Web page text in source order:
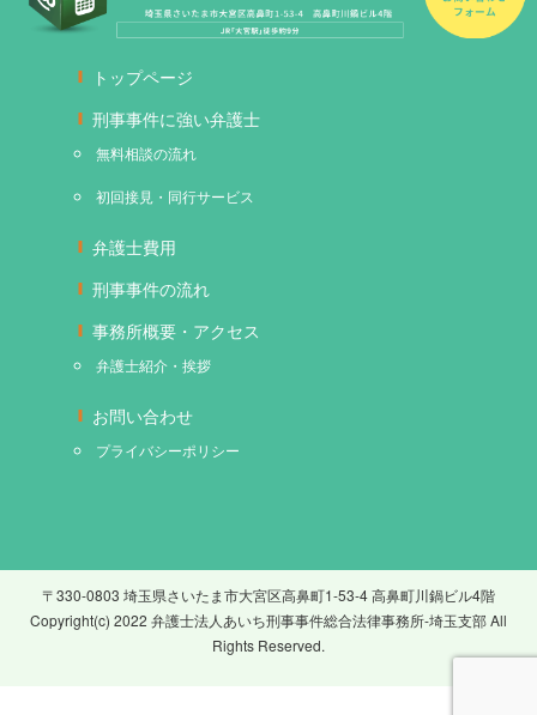
トップページ
刑事事件に強い弁護士
無料相談の流れ
初回接見・同行サービス
弁護士費用
刑事事件の流れ
事務所概要・アクセス
弁護士紹介・挨拶
お問い合わせ
プライバシーポリシー
〒330-0803 埼玉県さいたま市大宮区高鼻町1-53-4 高鼻町川鍋ビル4階
Copyright(c) 2022 弁護士法人あいち刑事事件総合法律事務所-埼玉支部 All
Rights Reserved.